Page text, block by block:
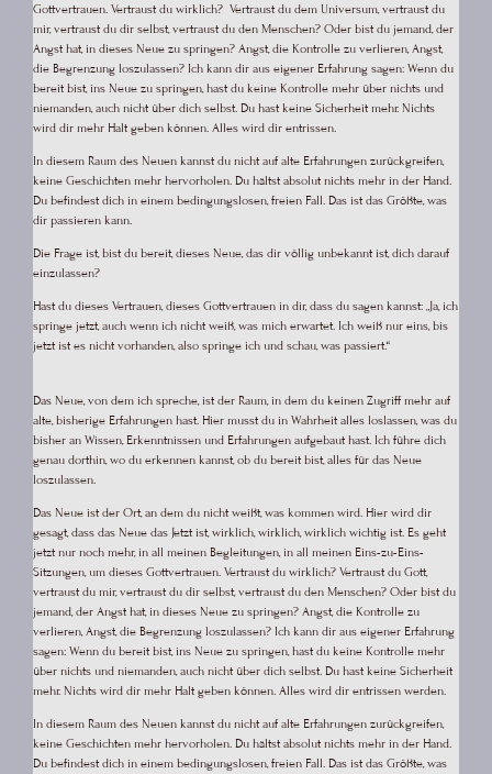
Gottvertrauen. Vertraust du wirklich? Vertraust du dem Universum, vertraust du
mir, vertraust du dir selbst, vertraust du den Menschen? Oder bist du jemand, der
Angst hat, in dieses Neue zu springen? Angst, die Kontrolle zu verlieren, Angst,
die Begrenzung loszulassen? Ich kann dir aus eigener Erfahrung sagen: Wenn du
bereit bist, ins Neue zu springen, hast du keine Kontrolle mehr über nichts und
niemanden, auch nicht über dich selbst. Du hast keine Sicherheit mehr. Nichts
wird dir mehr Halt geben können. Alles wird dir entrissen.
In diesem Raum des Neuen kannst du nicht auf alte Erfahrungen zurückgreifen,
keine Geschichten mehr hervorholen. Du hältst absolut nichts mehr in der Hand.
Du befindest dich in einem bedingungslosen, freien Fall. Das ist das Größte, was
dir passieren kann.
Die Frage ist, bist du bereit, dieses Neue, das dir völlig unbekannt ist, dich darauf
einzulassen?
Hast du dieses Vertrauen, dieses Gottvertrauen in dir, dass du sagen kannst: „Ja, ich
springe jetzt, auch wenn ich nicht weiß, was mich erwartet. Ich weiß nur eins, bis
jetzt ist es nicht vorhanden, also springe ich und schau, was passiert.“
Das Neue, von dem ich spreche, ist der Raum, in dem du keinen Zugriff mehr auf
alte, bisherige Erfahrungen hast. Hier musst du in Wahrheit alles loslassen, was du
bisher an Wissen, Erkenntnissen und Erfahrungen aufgebaut hast. Ich führe dich
genau dorthin, wo du erkennen kannst, ob du bereit bist, alles für das Neue
loszulassen.
Das Neue ist der Ort, an dem du nicht weißt, was kommen wird. Hier wird dir
gesagt, dass das Neue das Jetzt ist, wirklich, wirklich, wirklich wichtig ist. Es geht
jetzt nur noch mehr, in all meinen Begleitungen, in all meinen Eins-zu-Eins-
Sitzungen, um dieses Gottvertrauen. Vertraust du wirklich? Vertraust du Gott,
vertraust du mir, vertraust du dir selbst, vertraust du den Menschen? Oder bist du
jemand, der Angst hat, in dieses Neue zu springen? Angst, die Kontrolle zu
verlieren, Angst, die Begrenzung loszulassen? Ich kann dir aus eigener Erfahrung
sagen: Wenn du bereit bist, ins Neue zu springen, hast du keine Kontrolle mehr
über nichts und niemanden, auch nicht über dich selbst. Du hast keine Sicherheit
mehr. Nichts wird dir mehr Halt geben können. Alles wird dir entrissen werden.
In diesem Raum des Neuen kannst du nicht auf alte Erfahrungen zurückgreifen,
keine Geschichten mehr hervorholen. Du hältst absolut nichts mehr in der Hand.
Du befindest dich in einem bedingungslosen, freien Fall. Das ist das Größte, was